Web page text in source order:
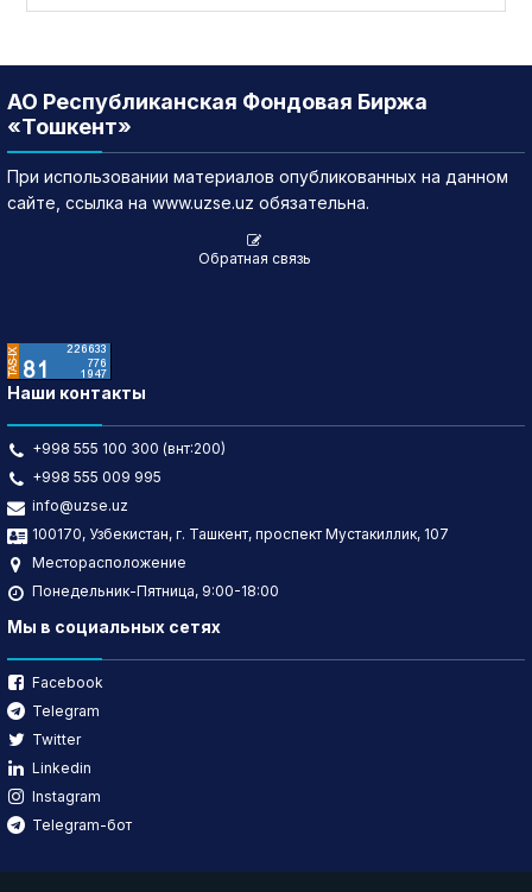
АО Республиканская Фондовая Биржа
«Тошкент»
При использовании материалов опубликованных на данном
сайте, ссылка на www.uzse.uz обязательна.
Обратная связь
Наши контакты
+998 555 100 300 (внт:200)
+998 555 009 995
info@uzse.uz
100170, Узбекистан, г. Ташкент, проспект Мустакиллик, 107
Месторасположение
Понедельник-Пятница, 9:00-18:00
Мы в социальных сетях
Facebook
Telegram
Twitter
Linkedin
Instagram
Telegram-бот